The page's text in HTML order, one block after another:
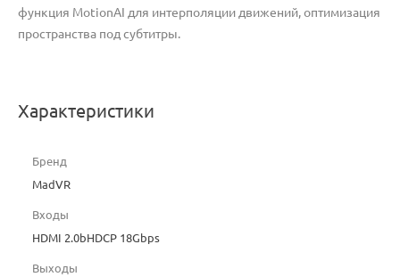
функция MotionAI для интерполяции движений, оптимизация
пространства под субтитры.
Характеристики
Бренд
MadVR
Входы
HDMI 2.0bHDCP 18Gbps
Выходы